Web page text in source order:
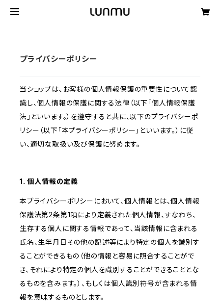
プライバシーポリシー
当ショップは、お客様の個人情報保護の重要性について認
識し、個人情報の保護に関する法律（以下「個人情報保護
法」といいます。）を遵守すると共に、以下のプライバシーポ
リシー（以下「本プライバシーポリシー」といいます。）に従
い、適切な取扱い及び保護に努めます。
1. 個人情報の定義
本プライバシーポリシーにおいて、個人情報とは、個人情報
保護法第2条第1項により定義された個人情報、すなわち、
生存する個人に関する情報であって、当該情報に含まれる
氏名、生年月日その他の記述等により特定の個人を識別す
ることができるもの（他の情報と容易に照合することがで
き、それにより特定の個人を識別することができることとな
るものを含みます。）、もしくは個人識別符号が含まれる情
報を意味するものとします。